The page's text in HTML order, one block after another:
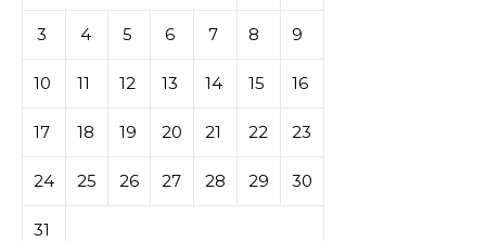
3 4 5 6 7 8 9
10 11 12 13 14 15 16
17 18 19 20 21 22 23
24 25 26 27 28 29 30
31